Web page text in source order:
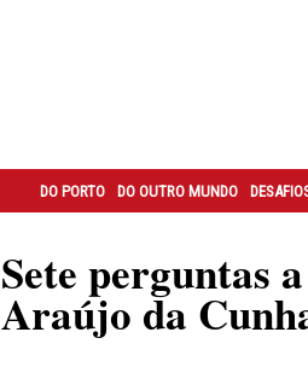
DO PORTO DO OUTRO MUNDO
Sete perguntas
Araújo da